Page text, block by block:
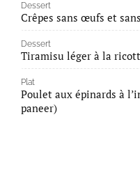
Dessert
Crêpes sans œufs et
Dessert
Tiramisu léger à la
Plat
Poulet aux épinards à
paneer)